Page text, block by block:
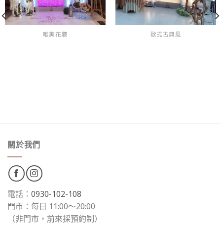
唯美花牆 歐式古典風
關於我們
電話： 0930-102-108
門市：每日 11:00～20:00
（非門市，前來採預約制）